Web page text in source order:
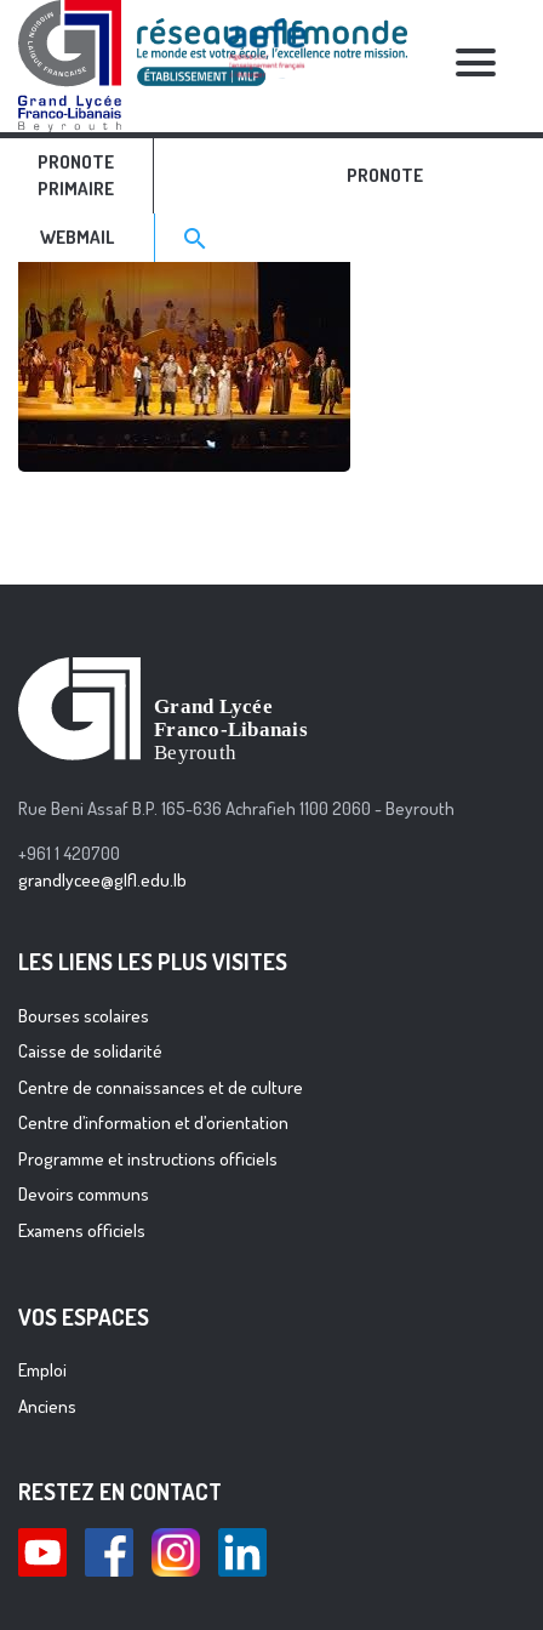
PRONOTE
PRIMAIRE
PRONOTE
WEBMAIL Search for:>
search
RELATIVE POSTS
Image11
Rue Beni Assaf B.P. 165-636 Achrafieh 1100 2060 - Beyrouth
+961 1 420700
grandlycee@glfl.edu.lb
LES LIENS LES PLUS VISITES
Bourses scolaires
Caisse de solidarité
Centre de connaissances et de culture
Centre d’information et d’orientation
Programme et instructions officiels
Devoirs communs
Examens officiels
VOS ESPACES
Emploi
Anciens
RESTEZ EN CONTACT